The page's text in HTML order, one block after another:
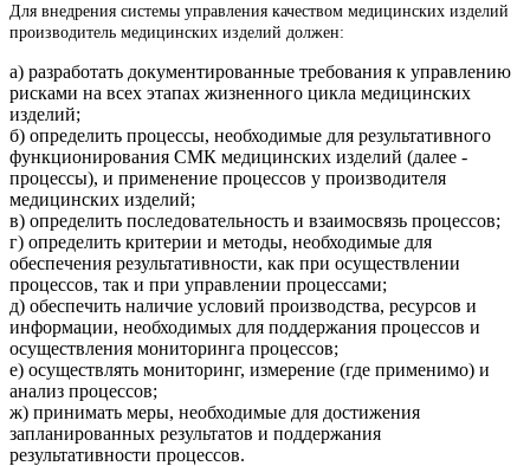
Для внедрения системы управления качеством медицинских изделий
производитель медицинских изделий должен:
а) разработать документированные требования к управлению
рисками на всех этапах жизненного цикла медицинских
изделий;
б) определить процессы, необходимые для результативного
функционирования СМК медицинских изделий (далее -
процессы), и применение процессов у производителя
медицинских изделий;
в) определить последовательность и взаимосвязь процессов;
г) определить критерии и методы, необходимые для
обеспечения результативности, как при осуществлении
процессов, так и при управлении процессами;
д) обеспечить наличие условий производства, ресурсов и
информации, необходимых для поддержания процессов и
осуществления мониторинга процессов;
е) осуществлять мониторинг, измерение (где применимо) и
анализ процессов;
ж) принимать меры, необходимые для достижения
запланированных результатов и поддержания
результативности процессов.